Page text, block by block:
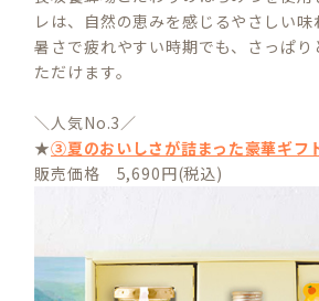
レは、自然の恵みを感じるやさしい味
暑さで疲れやすい時期でも、さっぱり
ただけます。
＼人気No.3／
★③夏のおいしさが詰まった豪華ギフ
販売価格 5,690円(税込)